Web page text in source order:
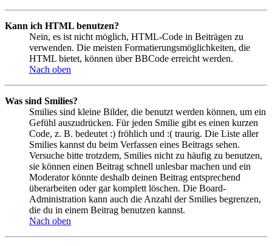
Kann ich HTML benutzen?
Nein, es ist nicht möglich, HTML-Code in Beiträgen zu
verwenden. Die meisten Formatierungsmöglichkeiten, die
HTML bietet, können über BBCode erreicht werden.
Nach oben
Was sind Smilies?
Smilies sind kleine Bilder, die benutzt werden können, um ein
Gefühl auszudrücken. Für jeden Smilie gibt es einen kurzen
Code, z. B. bedeutet :) fröhlich und :( traurig. Die Liste aller
Smilies kannst du beim Verfassen eines Beitrags sehen.
Versuche bitte trotzdem, Smilies nicht zu häufig zu benutzen,
sie können einen Beitrag schnell unlesbar machen und ein
Moderator könnte deshalb deinen Beitrag entsprechend
überarbeiten oder gar komplett löschen. Die Board-
Administration kann auch die Anzahl der Smilies begrenzen,
die du in einem Beitrag benutzen kannst.
Nach oben